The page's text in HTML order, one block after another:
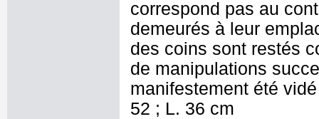
correspond pas au
demeurés à leur
des coins sont restés
de manipulations
manifestement été
52 ; L. 36 cm